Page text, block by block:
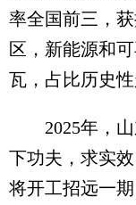
率全国前三，
区，新能源和
瓦，占比历史性
2025年，山
下功夫，求实
将开工招远一